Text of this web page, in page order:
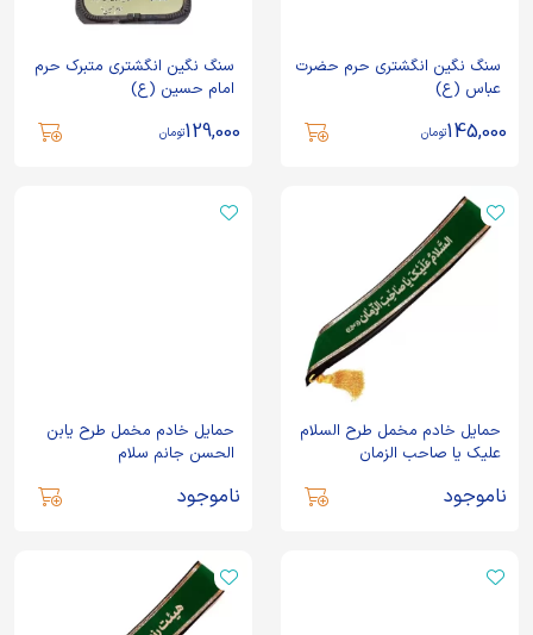
سنگ نگین انگشتری حرم حضرت
عباس (ع)
145,000تومان
سنگ نگین انگشتری متبرک حرم
امام حسین (ع)
129,000تومان
حمایل خادم مخمل طرح السلام
علیک یا صاحب الزمان
ناموجود
حمایل خادم مخمل طرح یابن
الحسن جانم سلام
ناموجود